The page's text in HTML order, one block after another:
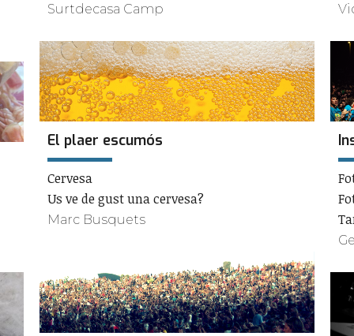
Surtdecasa Camp
El plaer escumós
Cervesa
Us ve de gust una cervesa?
Marc Busquets